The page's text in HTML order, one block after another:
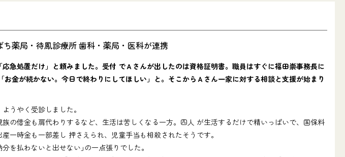
薬局・待鳳診療所 歯科・薬局・医科が連携
急処置だけ」と頼みました。受付 でＡさんが出したのは資格証明書。職員はすぐに福田崇事務長に
金が続かない。今日で終わりにしてほしい」と。そこからＡさん一家に対する相談と支援が始まり
うやく受診しました。
借金も肩代わりするなど、生活は苦しくなる一方。四人 が生活するだけで精いっぱいで、国保料
一時金も一部差し 押さえられ、児童手当も相殺されたそうです。
を払わないと出せない｣の一点張りでした｡